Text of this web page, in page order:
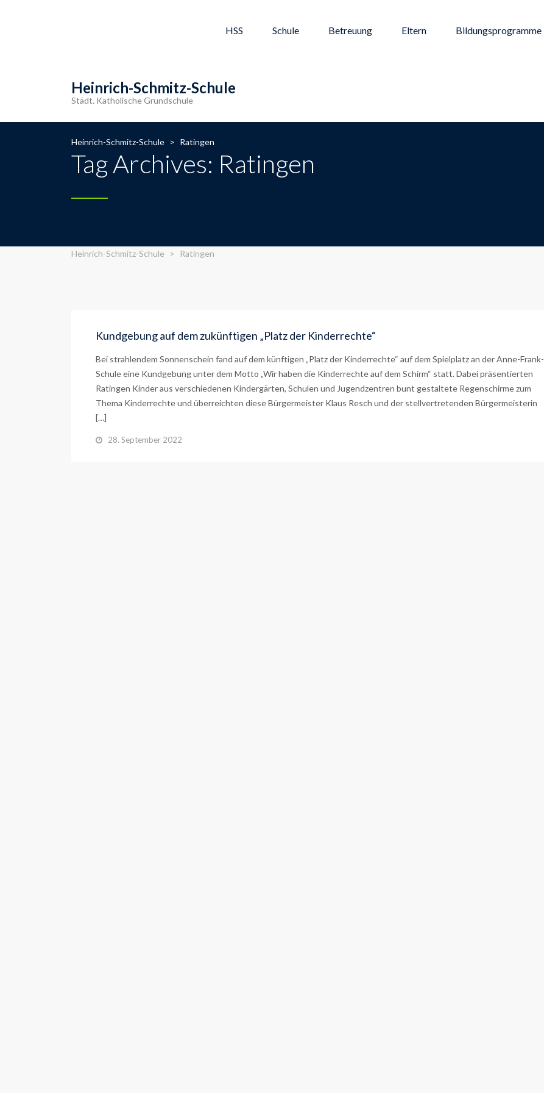
HSS Schule Betreuung Eltern Bildungsprogramme
Heinrich-Schmitz-Schule
Städt. Katholische Grundschule
Heinrich-Schmitz-Schule > Ratingen
Tag Archives: Ratingen
Heinrich-Schmitz-Schule > Ratingen
Kundgebung auf dem zukünftigen „Platz der Kinderrechte“
Bei strahlendem Sonnenschein fand auf dem künftigen „Platz der Kinderrechte“ auf dem Spielplatz an der Anne-Frank-
Schule eine Kundgebung unter dem Motto „Wir haben die Kinderrechte auf dem Schirm“ statt. Dabei präsentierten
Ratingen Kinder aus verschiedenen Kindergärten, Schulen und Jugendzentren bunt gestaltete Regenschirme zum
Thema Kinderrechte und überreichten diese Bürgermeister Klaus Resch und der stellvertretenden Bürgermeisterin
[…]
28. September 2022